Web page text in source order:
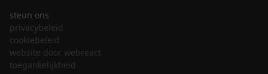
steun ons
privacybeleid
cookiebeleid
website door webreact
toegankelijkheid